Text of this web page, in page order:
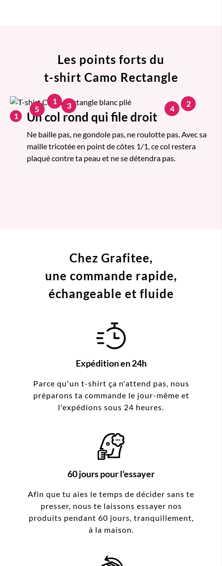
Les points forts du
t-shirt Camo Rectangle
1 Un col rond qui file droit
Ne baille pas, ne gondole pas, ne roulotte pas. Avec sa
maille tricotée en point de côtes 1/1, ce col restera
plaqué contre ta peau et ne se détendra pas.
1 2
3 4
5
Chez Grafitee,
une commande rapide,
échangeable et fluide
Expédition en 24h
Parce qu'un t-shirt ça n'attend pas, nous
préparons ta commande le jour-même et
l'expédions sous 24 heures.
60 jours pour l'essayer
Afin que tu aies le temps de décider sans te
presser, nous te laissons essayer nos
produits pendant 60 jours, tranquillement,
à la maison.